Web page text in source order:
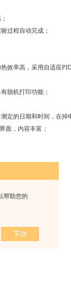
帮助您的
过程自动完成；
效率高，采用自适应
脱机打印功能；
定的日期和时间，在掉
面，内容丰富；